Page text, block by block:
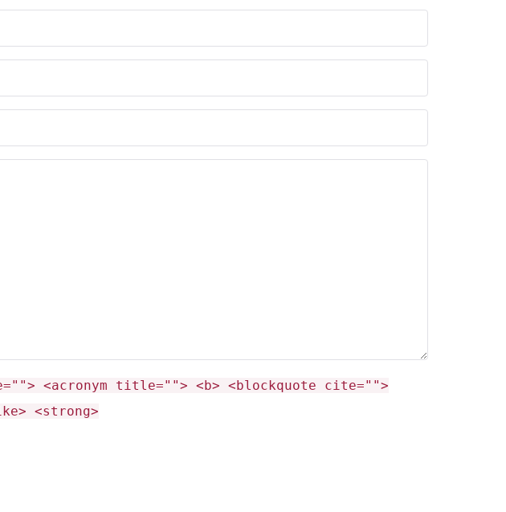
<acronym title=""> <b> <blockquote cite="">
<strong>